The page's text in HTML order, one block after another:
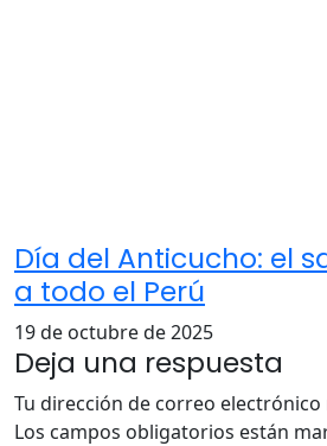
Día del Anticucho: el
a todo el Perú
19 de octubre de 2025
Deja una respuesta
Tu dirección de correo electrónico
Los campos obligatorios están